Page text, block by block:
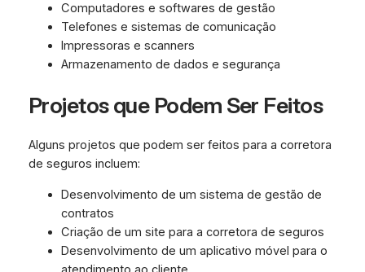
Computadores e softwares de gestão
Telefones e sistemas de comunicação
Impressoras e scanners
Armazenamento de dados e segurança
Projetos que Podem Ser Feitos
Alguns projetos que podem ser feitos para a corretora
de seguros incluem:
Desenvolvimento de um sistema de gestão de
contratos
Criação de um site para a corretora de seguros
Desenvolvimento de um aplicativo móvel para o